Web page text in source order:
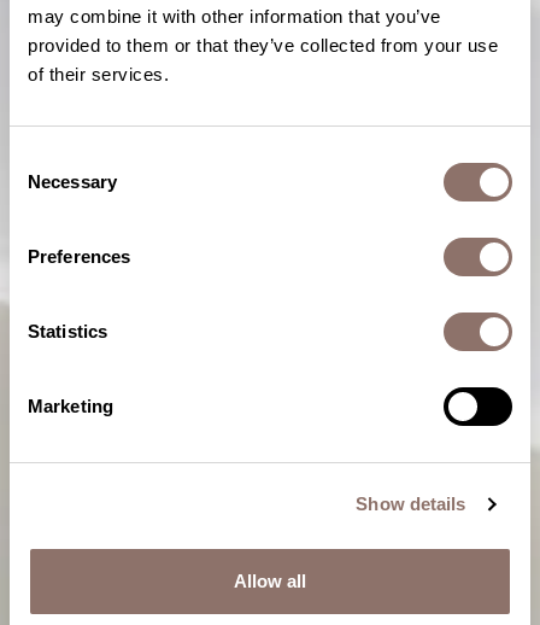
may combine it with other information that you’ve
provided to them or that they’ve collected from your use
of their services.
Selection
Necessary
Preferences
Statistics
Marketing
Show details
Allow all